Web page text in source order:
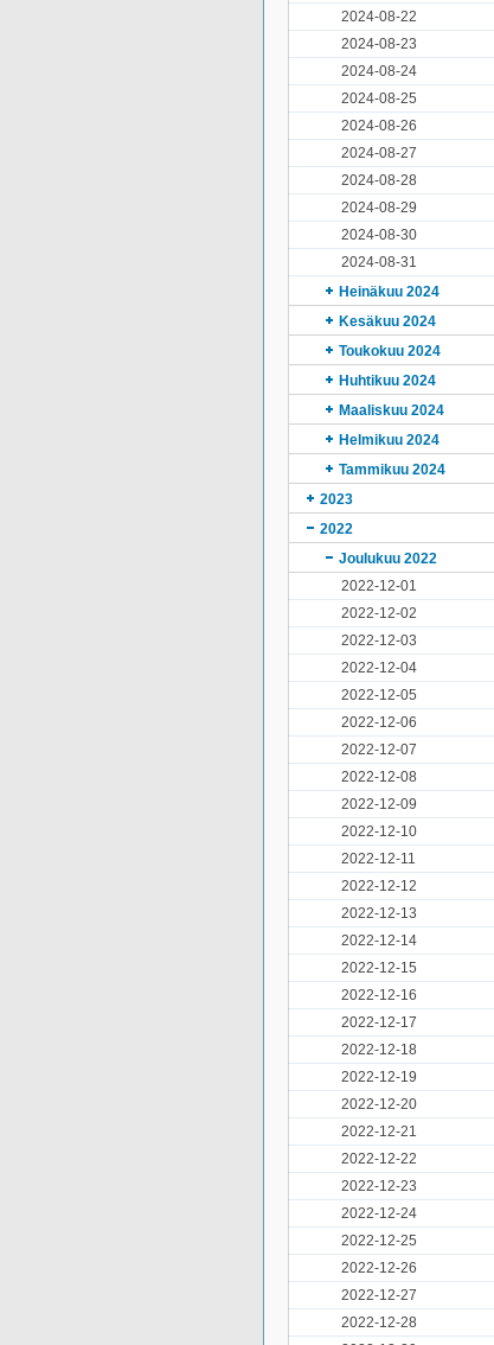
2024-08-22
2024-08-23
2024-08-24
2024-08-25
2024-08-26
2024-08-27
2024-08-28
2024-08-29
2024-08-30
2024-08-31
Heinäkuu 2024
Kesäkuu 2024
Toukokuu 2024
Huhtikuu 2024
Maaliskuu 2024
Helmikuu 2024
Tammikuu 2024
2023
2022
Joulukuu 2022
2022-12-01
2022-12-02
2022-12-03
2022-12-04
2022-12-05
2022-12-06
2022-12-07
2022-12-08
2022-12-09
2022-12-10
2022-12-11
2022-12-12
2022-12-13
2022-12-14
2022-12-15
2022-12-16
2022-12-17
2022-12-18
2022-12-19
2022-12-20
2022-12-21
2022-12-22
2022-12-23
2022-12-24
2022-12-25
2022-12-26
2022-12-27
2022-12-28